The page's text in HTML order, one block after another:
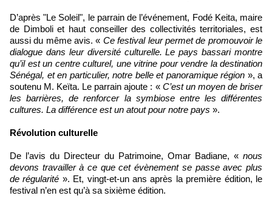
D’après "Le Soleil", le parrain de l’événement, Fodé Keita, maire
de Dimboli et haut conseiller des collectivités territoriales, est
aussi du même avis. « Ce festival leur permet de promouvoir le
dialogue dans leur diversité culturelle. Le pays bassari montre
qu’il est un centre culturel, une vitrine pour vendre la destination
Sénégal, et en particulier, notre belle et panoramique région », a
soutenu M. Keïta. Le parrain ajoute : « C’est un moyen de briser
les barrières, de renforcer la symbiose entre les différentes
cultures. La différence est un atout pour notre pays ».
Révolution culturelle
De l’avis du Directeur du Patrimoine, Omar Badiane, « nous
devons travailler à ce que cet évènement se passe avec plus
de régularité ». Et, vingt-et-un ans après la première édition, le
festival n’en est qu’à sa sixième édition.